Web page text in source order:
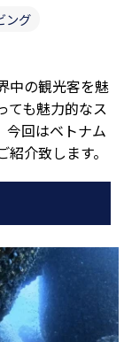
ング
中の観光客を魅
ても魅力的なス
今回はベトナム
介致します。